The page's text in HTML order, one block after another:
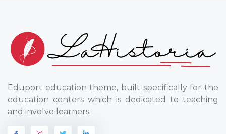
Eduport education theme, built specifically for the
education centers which is dedicated to teaching
and involve learners.